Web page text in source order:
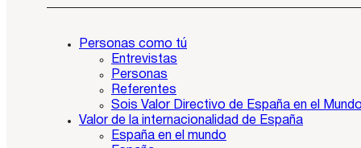
Personas como tú
Entrevistas
Personas
Referentes
Sois Valor Directivo de España en el
Valor de la internacionalidad de España
España en el mundo